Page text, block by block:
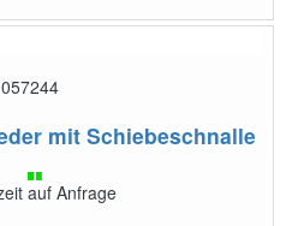
mit Schiebeschnalle
auf Anfrage